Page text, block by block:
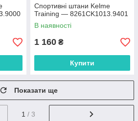
Спортивні штани Kelme
Training — 8261CK1013.9401
В наявності
1 160 ₴
Купити
Показати ще
1 / 3